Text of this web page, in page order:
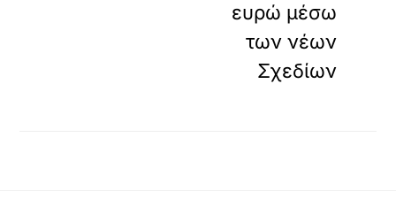
ευρώ μέσω
των νέων
Σχεδίων